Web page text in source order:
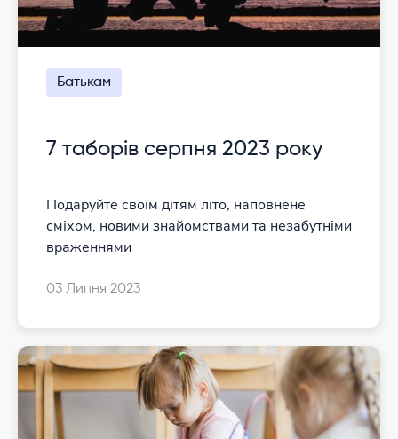
Батькам
7 таборів серпня 2023 року
Подаруйте своїм дітям літо, наповнене
сміхом, новими знайомствами та незабутніми
враженнями
03 Липня 2023